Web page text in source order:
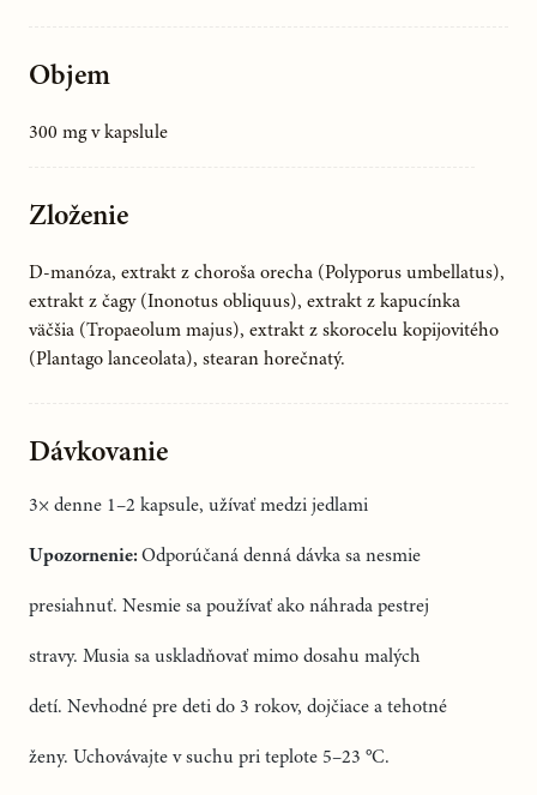
Objem
300 mg v kapslule
Zloženie
D-manóza, extrakt z choroša orecha (Polyporus umbellatus),
extrakt z čagy (Inonotus obliquus), extrakt z kapucínka
väčšia (Tropaeolum majus), extrakt z skorocelu kopijovitého
(Plantago lanceolata), stearan horečnatý.
Dávkovanie
3× denne 1–2 kapsule, užívať medzi jedlami
Upozornenie: Odporúčaná denná dávka sa nesmie
presiahnuť. Nesmie sa používať ako náhrada pestrej
stravy. Musia sa uskladňovať mimo dosahu malých
detí. Nevhodné pre deti do 3 rokov, dojčiace a tehotné
ženy. Uchovávajte v suchu pri teplote 5–23 °C.